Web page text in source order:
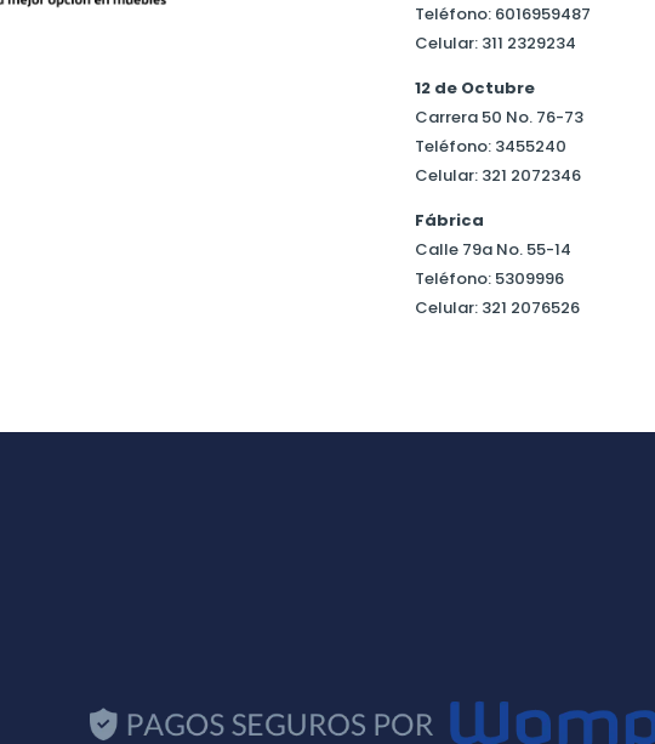
Teléfono: 6016959487
Celular: 311 2329234
12 de Octubre
Carrera 50 No. 76-73
Teléfono: 3455240
Celular: 321 2072346
Fábrica
Calle 79a No. 55-14
Teléfono: 5309996
Celular: 321 2076526